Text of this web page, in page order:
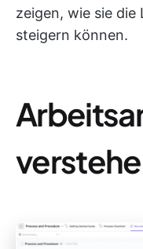
zeigen, wie sie
steigern können.